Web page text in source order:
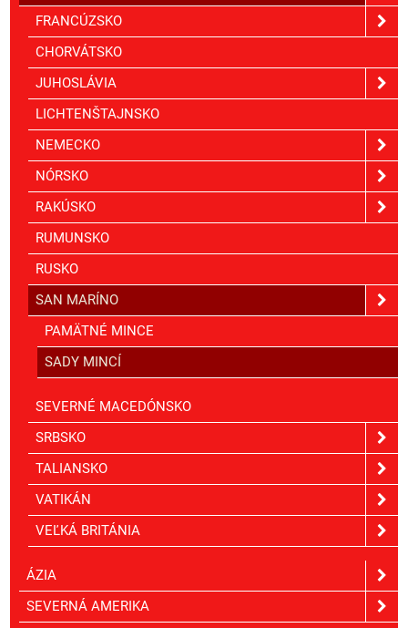
FRANCÚZSKO
CHORVÁTSKO
JUHOSLÁVIA
LICHTENŠTAJNSKO
NEMECKO
NÓRSKO
RAKÚSKO
RUMUNSKO
RUSKO
SAN MARÍNO
PAMÄTNÉ MINCE
SADY MINCÍ
SEVERNÉ MACEDÓNSKO
SRBSKO
TALIANSKO
VATIKÁN
VEĽKÁ BRITÁNIA
ÁZIA
SEVERNÁ AMERIKA